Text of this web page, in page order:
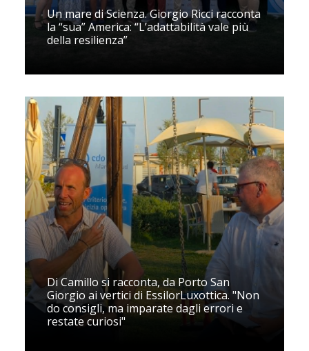
Un mare di Scienza. Giorgio Ricci racconta
la “sua” America: “L’adattabilità vale più
della resilienza”
Di Camillo si racconta, da Porto San
Giorgio ai vertici di EssilorLuxottica. "Non
do consigli, ma imparate dagli errori e
restate curiosi"